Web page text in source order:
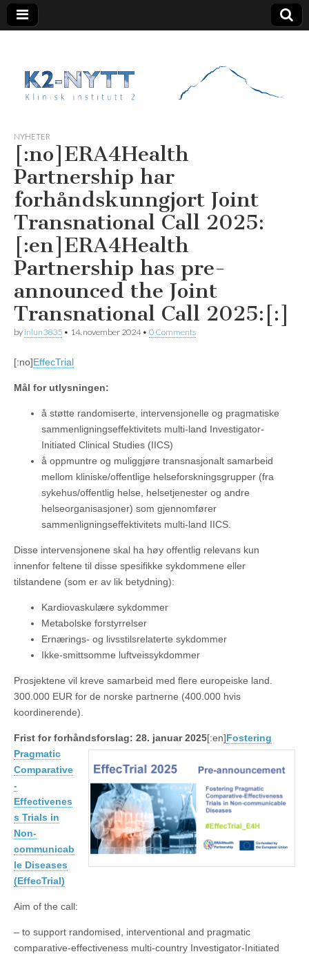
K2 Nytt
NYHETER
[:no]ERA4Health
Partnership har
forhåndskunngjort Joint
Transnational Call 2025:
[:en]ERA4Health
Partnership has pre-
announced the Joint
Transnational Call 2025:[:]
by inlun3835 • 14. november 2024• 0 Comments
[:no]EffecTrial
Mål for utlysningen:
å støtte randomiserte, intervensjonelle og pragmatiske
sammenligningseffektivitets multi-land Investigator-
Initiated Clinical Studies (IICS)
å oppmuntre og muliggjøre transnasjonalt samarbeid
mellom kliniske/offentlige helseforskningsgrupper (fra
sykehus/offentlig helse, helsetjenester og andre
helseorganisasjoner) som gjennomfører
sammenligningseffektivitets multi-land IICS.
Disse intervensjonene skal ha høy offentlig relevans kun
innenfor feltene til disse spesifikke sykdommene eller
tilstandene (som er av lik betydning):
Kardiovaskulære sykdommer
Metabolske forstyrrelser
Ernærings- og livsstilsrelaterte sykdommer
Ikke-smittsomme luftveissykdommer
Prosjektene vil kreve samarbeid med flere europeiske land.
300.000 EUR for de norske partnerne (400.000 hvis
koordinerende).
Frist for forhåndsforslag: 28. januar 2025[:en]Fostering
Pragmatic
Comparative
-
Effectivenes
s Trials in
Non-
communicab
le Diseases
(EffecTrial)
Aim of the call:
– to support randomised, interventional and pragmatic
comparative-effectiveness multi-country Investigator-Initiated